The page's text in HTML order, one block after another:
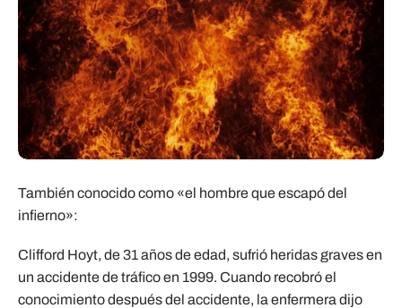
También conocido como «el hombre que escapó del
infierno»:
Clifford Hoyt, de 31 años de edad, sufrió heridas graves en
un accidente de tráfico en 1999. Cuando recobró el
conocimiento después del accidente, la enfermera dijo